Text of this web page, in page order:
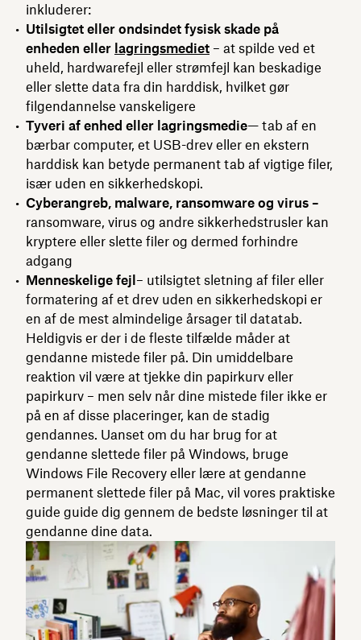
inkluderer:
Utilsigtet eller ondsindet fysisk skade på
enheden eller lagringsmediet – at spilde ved et
uheld, hardwarefejl eller strømfejl kan beskadige
eller slette data fra din harddisk, hvilket gør
filgendannelse vanskeligere
Tyveri af enhed eller lagringsmedie— tab af en
bærbar computer, et USB-drev eller en ekstern
harddisk kan betyde permanent tab af vigtige filer,
især uden en sikkerhedskopi.
Cyberangreb, malware, ransomware og virus –
ransomware, virus og andre sikkerhedstrusler kan
kryptere eller slette filer og dermed forhindre
adgang
Menneskelige fejl– utilsigtet sletning af filer eller
formatering af et drev uden en sikkerhedskopi er
en af ​​de mest almindelige årsager til datatab.
Heldigvis er der i de fleste tilfælde måder at
gendanne mistede filer på. Din umiddelbare
reaktion vil være at tjekke din papirkurv eller
papirkurv – men selv når dine mistede filer ikke er
på en af ​​disse placeringer, kan de stadig
gendannes. Uanset om du har brug for at
gendanne slettede filer på Windows, bruge
Windows File Recovery eller lære at gendanne
permanent slettede filer på Mac, vil vores praktiske
guide guide dig gennem de bedste løsninger til at
gendanne dine data.